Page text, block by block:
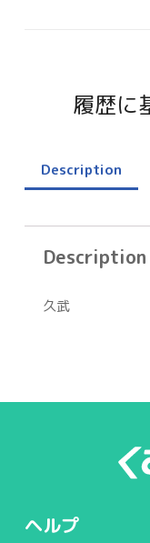
履歴に
Description
Description
久武
ヘルプ